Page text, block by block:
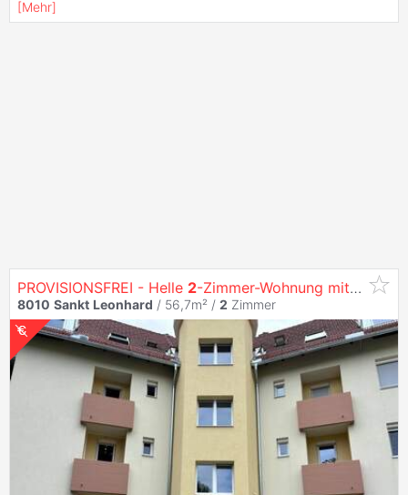
[Mehr]
PROVISIONSFREI - Helle 2-Zimmer-Wohnung mit Loggia und Terrasse - Eigentum -
8010 Sankt Leonhard / 56,7m² / 2 Zimmer